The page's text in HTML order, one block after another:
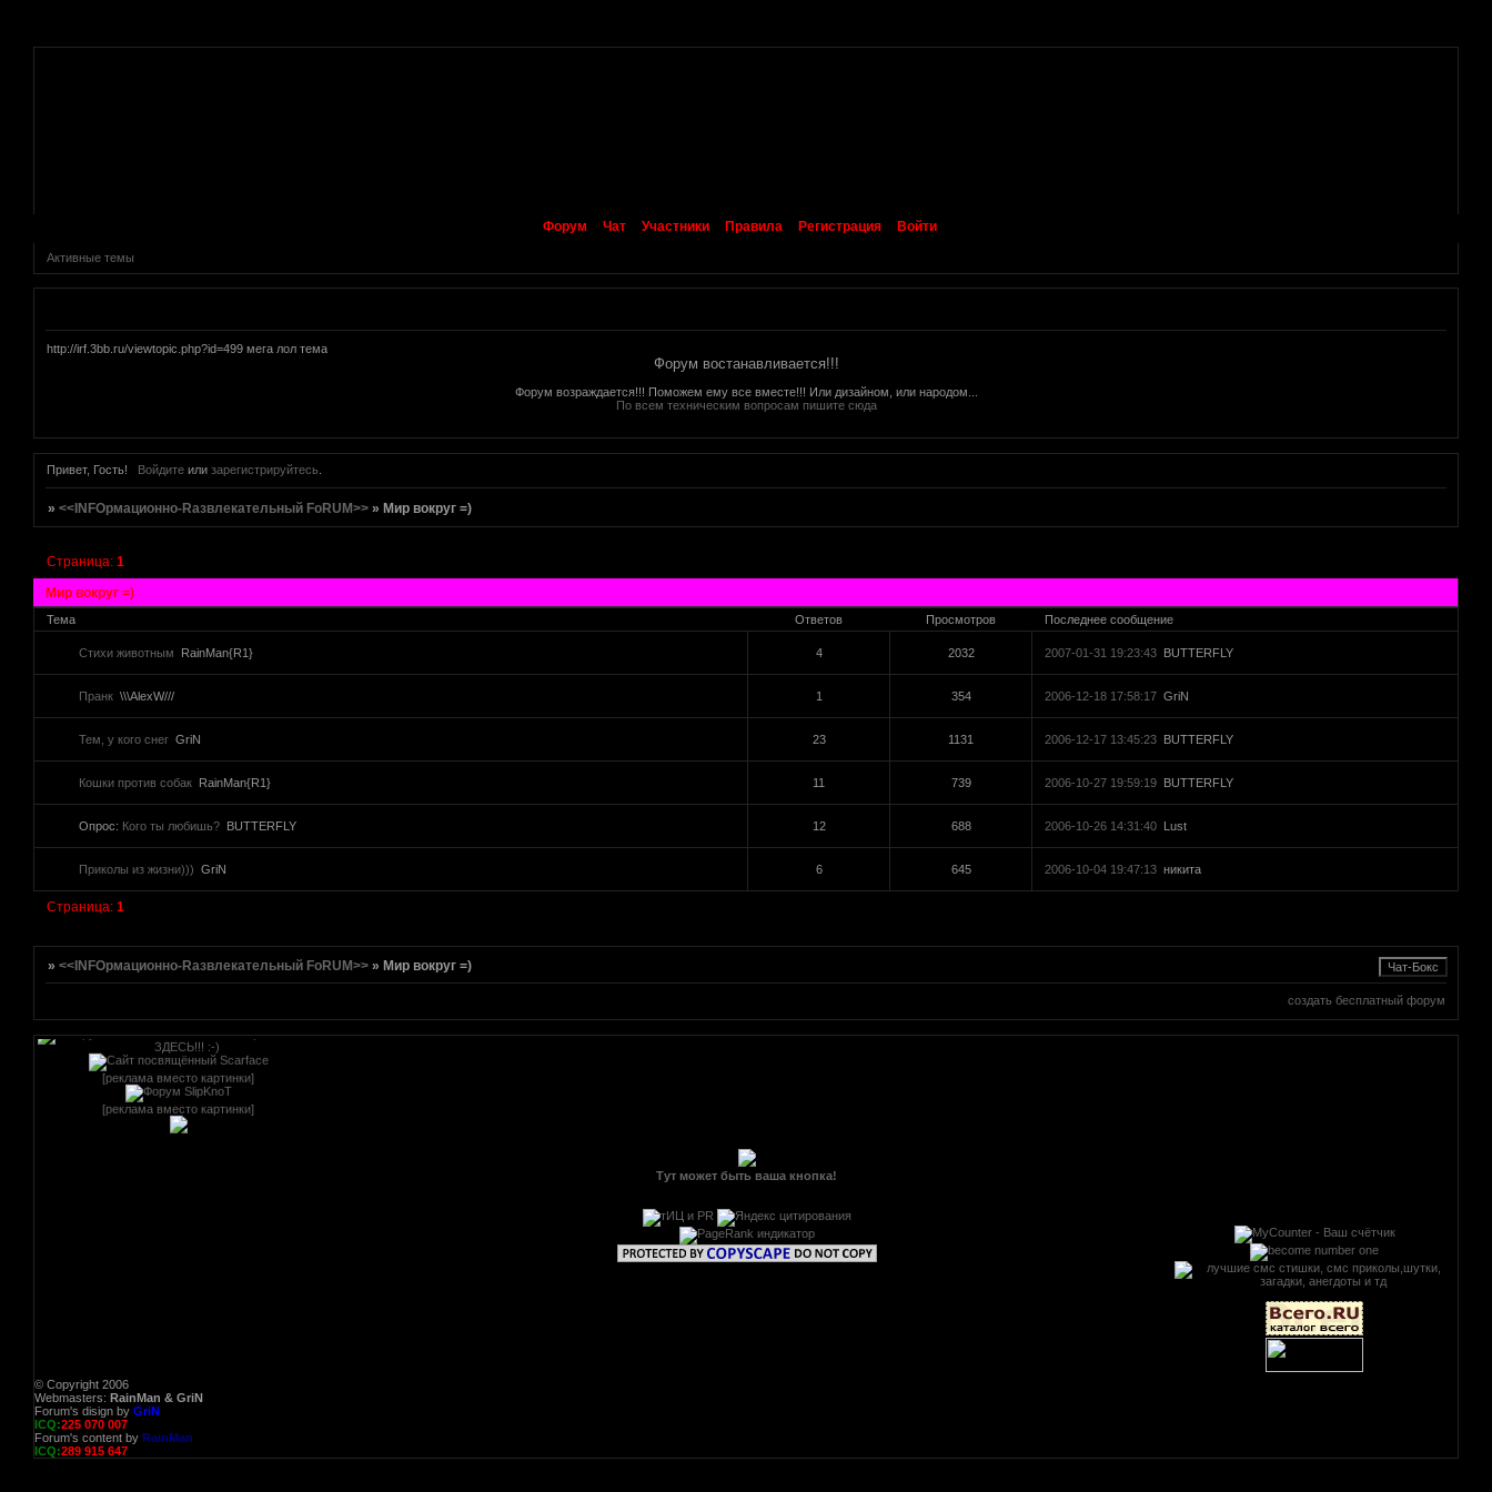
Форум Чат Участники Правила Регистрация Войти
Активные темы
http://irf.3bb.ru/viewtopic.php?id=499 мега лол тема
Форум востанавливается!!!
Форум возраждается!!! Поможем ему все вместе!!! Или дизайном, или народом...
По всем техническим вопросам пишите сюда
Привет, Гость! Войдитеили зарегистрируйтесь.
»<<INFOрмационно-Rазвлекательный FoRUM>> »Мир вокруг =)
Мир вокруг =)
Страница:1
Тема Ответов Просмотров Последнее сообщение
Стихи животным RainMan{R1} 4 2032 2007-01-31 19:23:43 BUTTERFLY
Пранк \\\AlexW/// 1 354 2006-12-18 17:58:17 GriN
Тем, у кого снег GriN 23 1131 2006-12-17 13:45:23 BUTTERFLY
Кошки против собак RainMan{R1} 11 739 2006-10-27 19:59:19 BUTTERFLY
Опрос: Кого ты любишь? BUTTERFLY 12 688 2006-10-26 14:31:40 Lust
Приколы из жизни))) GriN 6 645 2006-10-04 19:47:13 никита
Страница:1
»<<INFOрмационно-Rазвлекательный FoRUM>> »Мир вокруг =)
создать бесплатный форум
[реклама вместо картинки]
href="http://altmetal.mybb.ru" target=AltmetalForum>
[реклама вместо картинки]
[реклама вместо картинки]
[реклама вместо картинки]
[реклама вместо картинки]
Тут может быть ваша кнопка!
© Copyright 2006
Webmasters: RainMan & GriN
Forum's disign by GriN
ICQ:225 070 007
Forum's content by RainMan
ICQ:289 915 647